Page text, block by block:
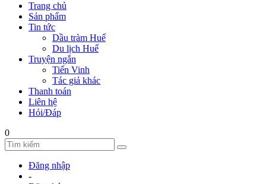
Trang chủ
Sản phẩm
Tin tức
Dầu tràm Huế
Du lịch Huế
Truyện ngắn
Tiến Vinh
Tác giả khác
Thanh toán
Liên hệ
Hỏi/Đáp
0
Đăng nhập
-